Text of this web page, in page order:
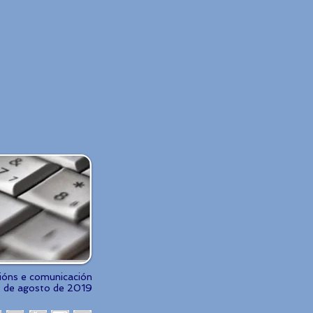
e comunicación
agosto de 2019